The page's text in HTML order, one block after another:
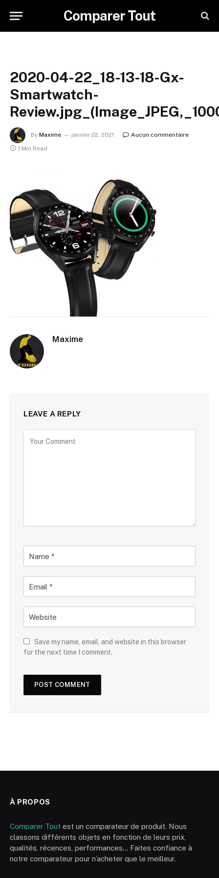
Comparer Tout
2020-04-22_18-13-18-Gx-
Smartwatch-
By Maxime janvier 22, 2021
Aucun commentaire
1 Min Read
Maxime
LEAVE A REPLY
Save my name, email, and website in this browser
for the next time I comment.
À PROPOS
Comparer Tout est un comparateur de produit. Nous
classons différents objets en fonction de leurs prix,
qualités, récences, performances… Faites confiance à
notre comparateur pour n’acheter que le meilleur.